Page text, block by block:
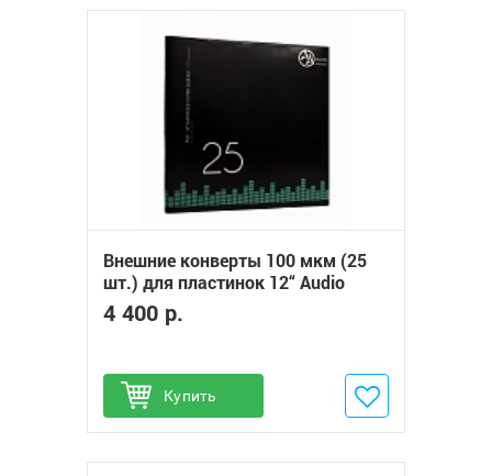
Внешние конверты 100 мкм (25
шт.) для пластинок 12“ Audio
Anatomy PVC GATEFOLD OUTER
SLEEVES
4 400 р.
Купить
Добавить в избранное